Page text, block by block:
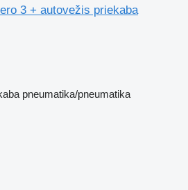
3 + autovežis priekaba
pneumatika/pneumatika